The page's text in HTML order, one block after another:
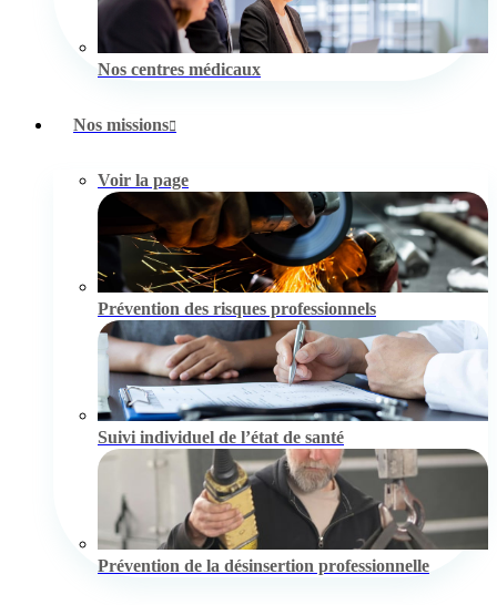
Nos centres médicaux
Nos missions
Voir la page
Prévention des risques professionnels
Suivi individuel de l’état de santé
Prévention de la désinsertion professionnelle